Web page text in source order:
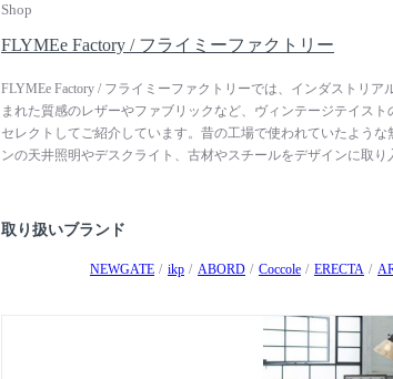
Shop
FLYMEe Factory / フライミーファクトリー
FLYMEe Factory / フライミーファクトリーでは、インダストリア
まれた質感のレザーやファブリックなど、ヴィンテージテイスト
セレクトしてご紹介しています。昔の工場で使われていたような
ンの天井照明やデスクライト、古材やスチールをデザインに取り
テーブルやソファ、収納家具といったインテリアの中心となる
囲気をつくる照明器、ラグ・カーペット、時計まで幅広く取り揃
取り扱いブランド
NEWGATE ikp ABORD Coccole ERECTA